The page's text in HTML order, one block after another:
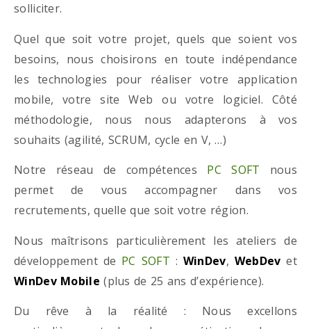
solliciter.
Quel que soit votre projet, quels que soient vos
besoins, nous choisirons en toute indépendance
les technologies pour réaliser votre application
mobile, votre site Web ou votre logiciel. Côté
méthodologie, nous nous adapterons à vos
souhaits (agilité, SCRUM, cycle en V, …)
Notre réseau de compétences PC SOFT nous
permet de vous accompagner dans vos
recrutements, quelle que soit votre région.
Nous maîtrisons particulièrement les ateliers de
développement de PC SOFT : WinDev, WebDev et
WinDev Mobile (plus de 25 ans d’expérience).
Du rêve à la réalité : Nous excellons